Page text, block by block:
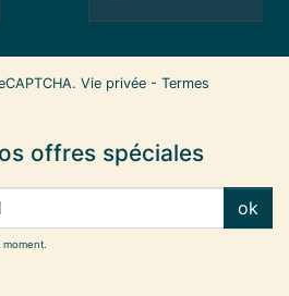
Vie privée - Termes
offres spéciales
ok